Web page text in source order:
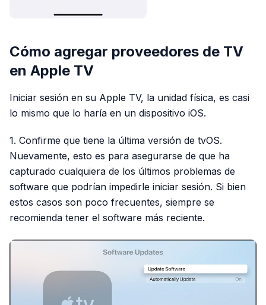
Cómo agregar proveedores de TV
en Apple TV
Iniciar sesión en su Apple TV, la unidad física, es casi
lo mismo que lo haría en un dispositivo iOS.
1. Confirme que tiene la última versión de tvOS.
Nuevamente, esto es para asegurarse de que ha
capturado cualquiera de los últimos problemas de
software que podrían impedirle iniciar sesión. Si bien
estos casos son poco frecuentes, siempre se
recomienda tener el software más reciente.